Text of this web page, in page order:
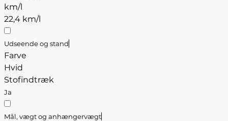
km/l
22,4 km/l
Udseende og stand
Farve
Hvid
Stofindtræk
Ja
Mål, vægt og anhængervægt